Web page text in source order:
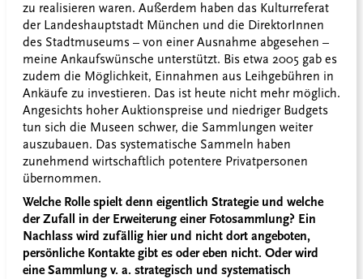
zu realisieren waren. Außerdem haben das Kulturreferat
der Landeshauptstadt München und die DirektorInnen
des Stadtmuseums – von einer Ausnahme abgesehen –
meine Ankaufswünsche unterstützt. Bis etwa 2005 gab es
zudem die Möglichkeit, Einnahmen aus Leihgebühren in
Ankäufe zu investieren. Das ist heute nicht mehr möglich.
Angesichts hoher Auktionspreise und niedriger Budgets
tun sich die Museen schwer, die Sammlungen weiter
auszubauen. Das systematische Sammeln haben
zunehmend wirtschaftlich potentere Privatpersonen
übernommen.
Welche Rolle spielt denn eigentlich Strategie und welche
der Zufall in der Erweiterung einer Fotosammlung? Ein
Nachlass wird zufällig hier und nicht dort angeboten,
persönliche Kontakte gibt es oder eben nicht. Oder wird
eine Sammlung v. a. strategisch und systematisch